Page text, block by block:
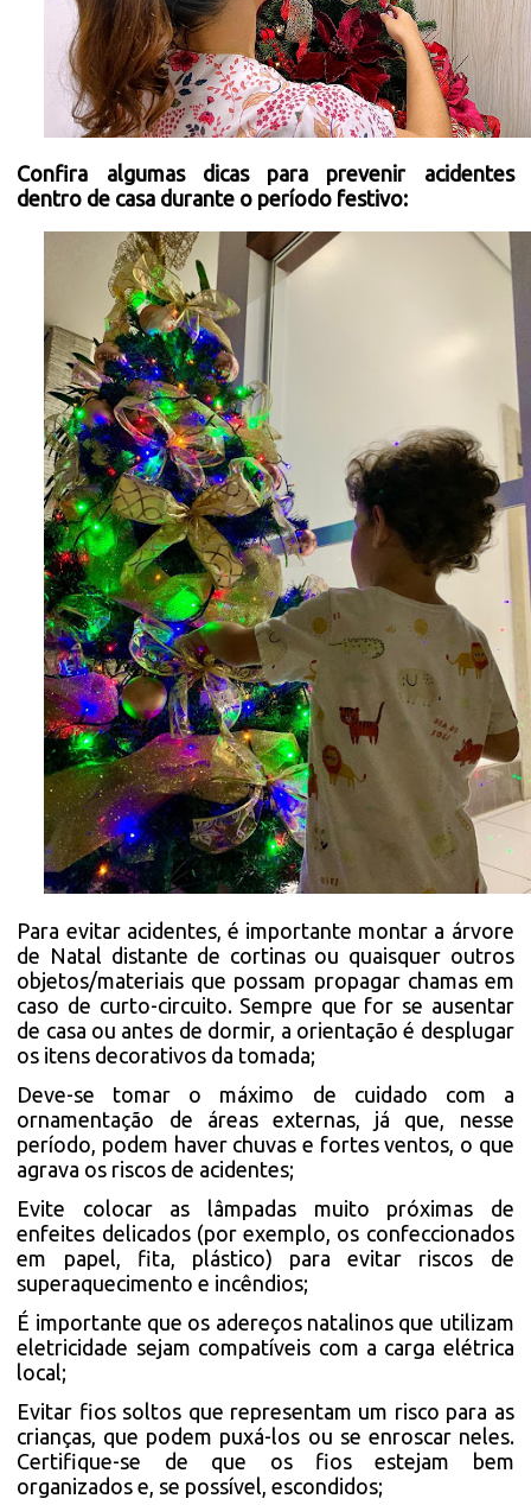
Confira algumas dicas para prevenir acidentes
dentro de casa durante o período festivo:
Para evitar acidentes, é importante montar a árvore
de Natal distante de cortinas ou quaisquer outros
objetos/materiais que possam propagar chamas em
caso de curto-circuito. Sempre que for se ausentar
de casa ou antes de dormir, a orientação é desplugar
os itens decorativos da tomada;
Deve-se tomar o máximo de cuidado com a
ornamentação de áreas externas, já que, nesse
período, podem haver chuvas e fortes ventos, o que
agrava os riscos de acidentes;
Evite colocar as lâmpadas muito próximas de
enfeites delicados (por exemplo, os confeccionados
em papel, fita, plástico) para evitar riscos de
superaquecimento e incêndios;
É importante que os adereços natalinos que utilizam
eletricidade sejam compatíveis com a carga elétrica
local;
Evitar fios soltos que representam um risco para as
crianças, que podem puxá-los ou se enroscar neles.
Certifique-se de que os fios estejam bem
organizados e, se possível, escondidos;